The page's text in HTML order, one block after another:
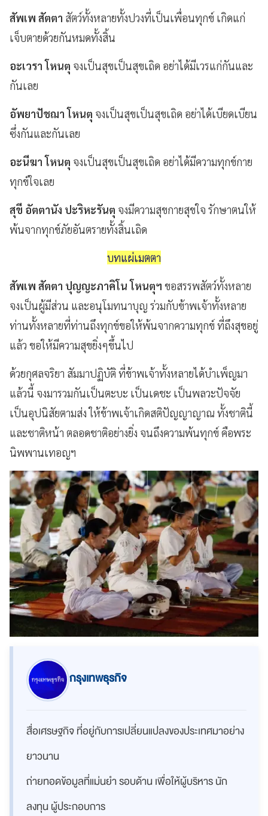
สัพเพ สัตตา สัตว์ทั้งหลายทั้งปวงที่เป็นเพื่อนทุกข์ เกิดแก่
เจ็บตายด้วยกันหมดทั้งสิ้น
อะเวรา โหนตุ จงเป็นสุขเป็นสุขเถิด อย่าได้มีเวรแก่กันและ
กันเลย
อัพยาปัชฌา โหนตุ จงเป็นสุขเป็นสุขเถิด อย่าได้เบียดเบียน
ซึ่งกันและกันเลย
อะนีฆา โหนตุ จงเป็นสุขเป็นสุขเถิด อย่าได้มีความทุกข์กาย
ทุกข์ใจเลย
สุขี อัตตานัง ปะริหะรันตุ จงมีความสุขกายสุขใจ รักษาตนให้
พ้นจากทุกข์ภัยอันตรายทั้งสิ้นเถิด
บทแผ่เมตตา
สัพเพ สัตตา ปุญญะภาคิโน โหนตุฯ ขอสรรพสัตว์ทั้งหลาย
จงเป็นผู้มีส่วน และอนุโมทนาบุญ ร่วมกับข้าพเจ้าทั้งหลาย
ท่านทั้งหลายที่ท่านถึงทุกข์ขอให้พ้นจากความทุกข์ ที่ถึงสุขอยู่
แล้ว ขอให้มีความสุขยิ่งๆขึ้นไป
ด้วยกุศลจริยา สัมมาปฏิบัติ ที่ข้าพเจ้าทั้งหลายได้บำเพ็ญมา
แล้วนี้ จงมารวมกันเป็นตะบะ เป็นเดชะ เป็นพลวะปัจจัย
เป็นอุปนิสัยตามส่ง ให้ข้าพเจ้าเกิดสติปัญญาญาณ ทั้งชาตินี้
และชาติหน้า ตลอดชาติอย่างยิ่ง จนถึงความพ้นทุกข์ คือพระ
นิพพานเทอญฯ
กรุงเทพธุรกิจ
สื่อเศรษฐกิจ ที่อยู่กับการเปลี่ยนแปลงของประเทศมาอย่าง
ยาวนาน
ถ่ายทอดข้อมูลที่แม่นยำ รอบด้าน เพื่อให้ผู้บริหาร นัก
ลงทุน ผู้ประกอบการ